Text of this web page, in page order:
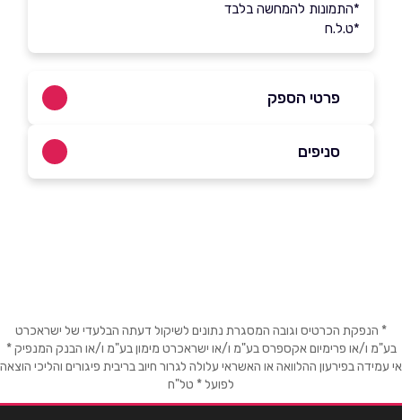
*התמונות להמחשה בלבד
*ט.ל.ח
פרטי הספק
באתר בפייסבוק באינסטגרם
טלפון*
סניפים
* הנפקת הכרטיס וגובה המסגרת נתונים לשיקול דעתה הבלעדי של ישראכרט
בע"מ ו/או פרימיום אקספרס בע"מ ו/או ישראכרט מימון בע"מ ו/או הבנק המנפיק *
אי עמידה בפירעון ההלוואה או האשראי עלולה לגרור חיוב בריבית פיגורים והליכי הוצאה
לפועל * טל"ח